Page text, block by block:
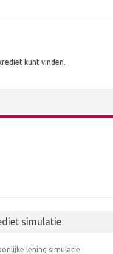
kunt vinden.
simulatie
lening simulatie